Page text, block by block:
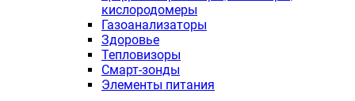
кислородомеры
Газоанализаторы
Здоровье
Тепловизоры
Смарт-зонды
Элементы питания